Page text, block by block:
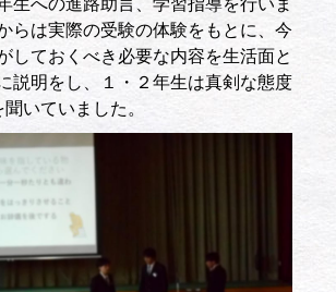
らは実際の受験の体験をもとに、今
しておくべき必要な内容を生活面と
説明をし、１・２年生は真剣な態度
いていました。